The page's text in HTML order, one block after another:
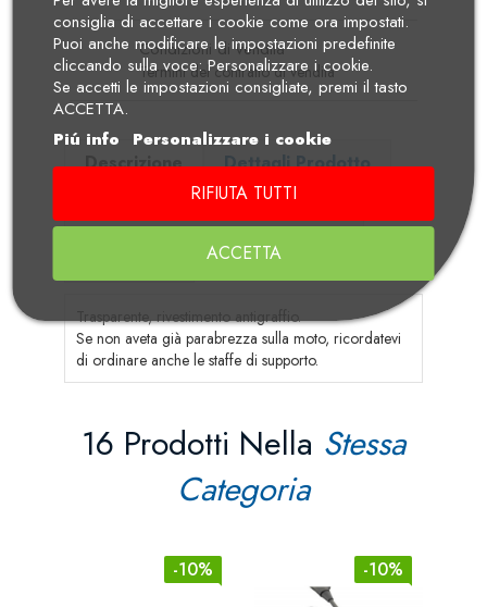
Condizioni di vendita
Termini del contratto di vendita
Descrizione
Dettagli Prodotto
Trasparente, rivestimento antigraffio.
Se non aveta già parabrezza sulla moto, ricordatevi
di ordinare anche le staffe di supporto.
16 Prodotti Nella Stessa
Categoria
-10% -10%
consiglia di accettare i cookie come ora impostati.
Puoi anche modificare le impostazioni predefinite
cliccando sulla voce: Personalizzare i cookie.
Se accetti le impostazioni consigliate, premi il tasto
ACCETTA.
Piú info
Personalizzare i cookie
RIFIUTA TUTTI
ACCETTA